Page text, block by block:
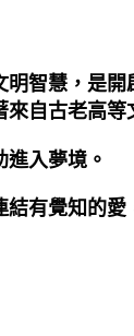
智慧，是
自古老高等
入夢境。
有覺知的愛